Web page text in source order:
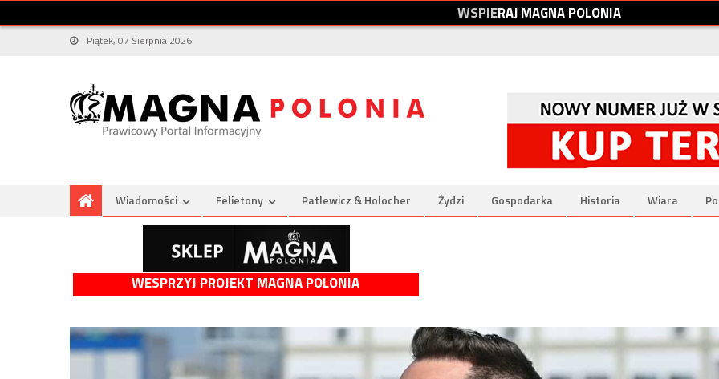
WSPIERAJMAGNAPOLONIA
Piątek, 07 Sierpnia 2026
Wiadomości Felietony Patlewicz & Holocher Żydzi Gospodarka Historia Wiara
WESPRZYJ PROJEKT MAGNA POLONIA